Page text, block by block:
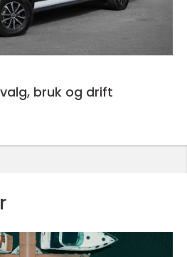
bruk og drift